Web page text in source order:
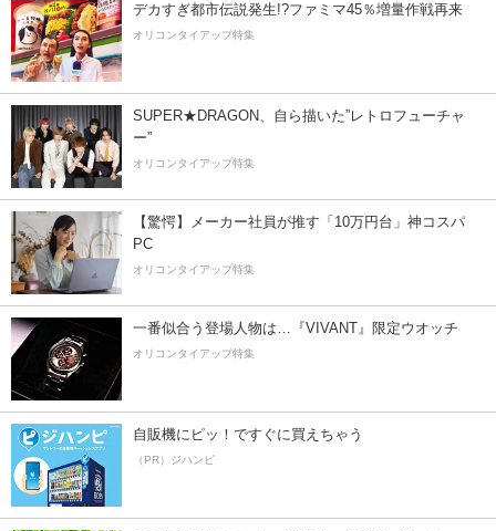
デカすぎ都市伝説発生!?ファミマ45％増量作戦再来
オリコンタイアップ特集
SUPER★DRAGON、自ら描いた”レトロフューチャ
ー”
オリコンタイアップ特集
【驚愕】メーカー社員が推す「10万円台」神コスパ
PC
オリコンタイアップ特集
一番似合う登場人物は…『VIVANT』限定ウオッチ
オリコンタイアップ特集
自販機にピッ！ですぐに買えちゃう
（PR）ジハンピ